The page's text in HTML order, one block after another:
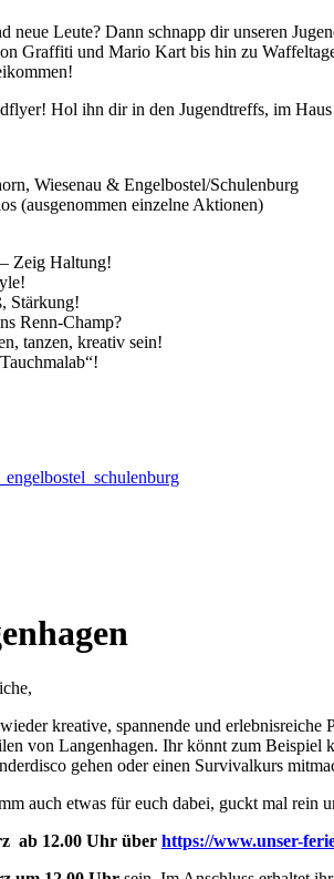
neue Leute? Dann schnapp dir unseren
Graffiti und Mario Kart bis hin zu
Hol ihn dir in den Jugendtreffs, im
Wiesenau & Engelbostel/Schulenburg
(ausgenommen einzelne Aktionen)
Zeig Haltung!
Stärkung!
Renn-Champ?
tanzen, kreativ sein!
kreative, spannende und
von Langenhagen. Ihr könnt zum
gehen oder einen Survivalkurs
auch etwas für euch dabei, guckt mal rein
ab 12.00 Uhr über https://www.unser-